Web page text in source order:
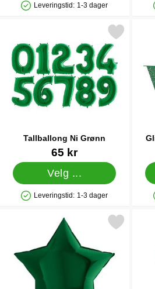
Produkttilgjengelighet: På lager
Leveringstid: 1-3 dager
Tallballong Ni Grønn
Varenummer 11177
65 kr
Velg ...
Produkttilgjengelighet: På lager
Leveringstid: 1-3 dager
Merk tallballong Ni Grønn
Merk stor Folieballong Stjerne